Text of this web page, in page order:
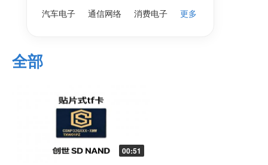
汽车电子
通信网络 消费电子 更多
全部
00:51